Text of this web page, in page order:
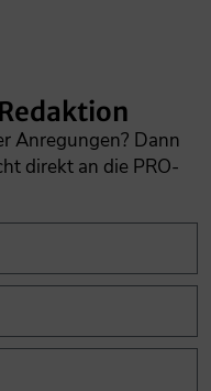
Anregungen? Dann
direkt an die PRO-